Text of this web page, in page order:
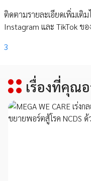
ติดตามรายละเอียดเพิ่มเติ
Instagram และ TikTok ขอ
3
เรื่องที่คุณ